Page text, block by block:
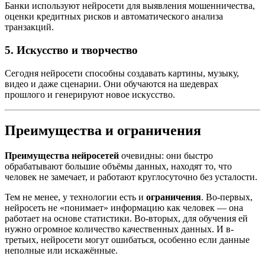
Банки используют нейросети для выявления мошенничества,
оценки кредитных рисков и автоматического анализа
транзакций.
5. Искусство и творчество
Сегодня нейросети способны создавать картины, музыку,
видео и даже сценарии. Они обучаются на шедеврах
прошлого и генерируют новое искусство.
Преимущества и ограничения
Преимущества нейросетей очевидны: они быстро
обрабатывают большие объёмы данных, находят то, что
человек не замечает, и работают круглосуточно без усталости.
Тем не менее, у технологии есть и ограничения. Во-первых,
нейросеть не «понимает» информацию как человек — она
работает на основе статистики. Во-вторых, для обучения ей
нужно огромное количество качественных данных. И в-
третьих, нейросети могут ошибаться, особенно если данные
неполные или искажённые.